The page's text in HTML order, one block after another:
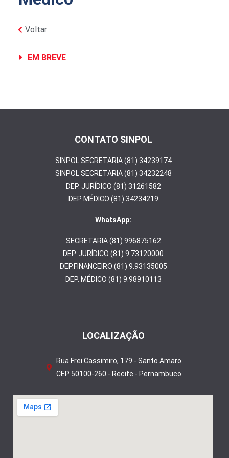
Voltar
EM BREVE
CONTATO SINPOL
SINPOL SECRETARIA (81) 34239174
SINPOL SECRETARIA (81) 34232248
DEP. JURÍDICO (81) 31261582
DEP MÉDICO (81) 34234219
WhatsApp:
SECRETARIA (81) 996875162
DEP. JURÍDICO (81) 9.73120000
DEP.FINANCEIRO (81) 9.93135005
DEP. MÉDICO (81) 9.98910113
LOCALIZAÇÃO
Rua Frei Cassimiro, 179 - Santo Amaro
CEP 50100-260 - Recife - Pernambuco